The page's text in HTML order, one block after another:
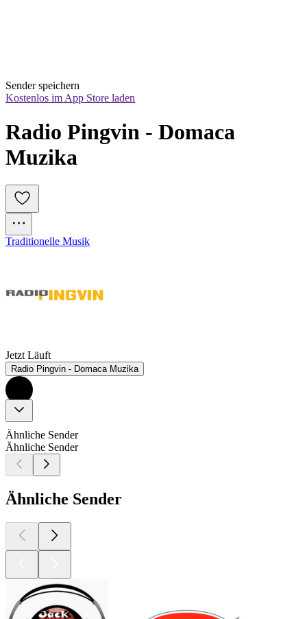
Sender speichern
Kostenlos im App Store laden
Radio Pingvin - Domaca
Muzika
Traditionelle Musik
Jetzt Läuft
Radio Pingvin - Domaca Muzika
Ähnliche Sender
Ähnliche Sender
Ähnliche Sender